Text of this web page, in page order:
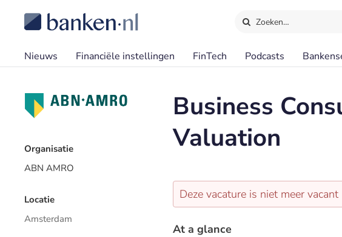
Zoeken…
Nieuws Financiële instellingen FinTech Podcasts
Business
Valuation
Organisatie
ABN AMRO
Locatie
Amsterdam
Deze vacature is niet meer vacant
At a glance